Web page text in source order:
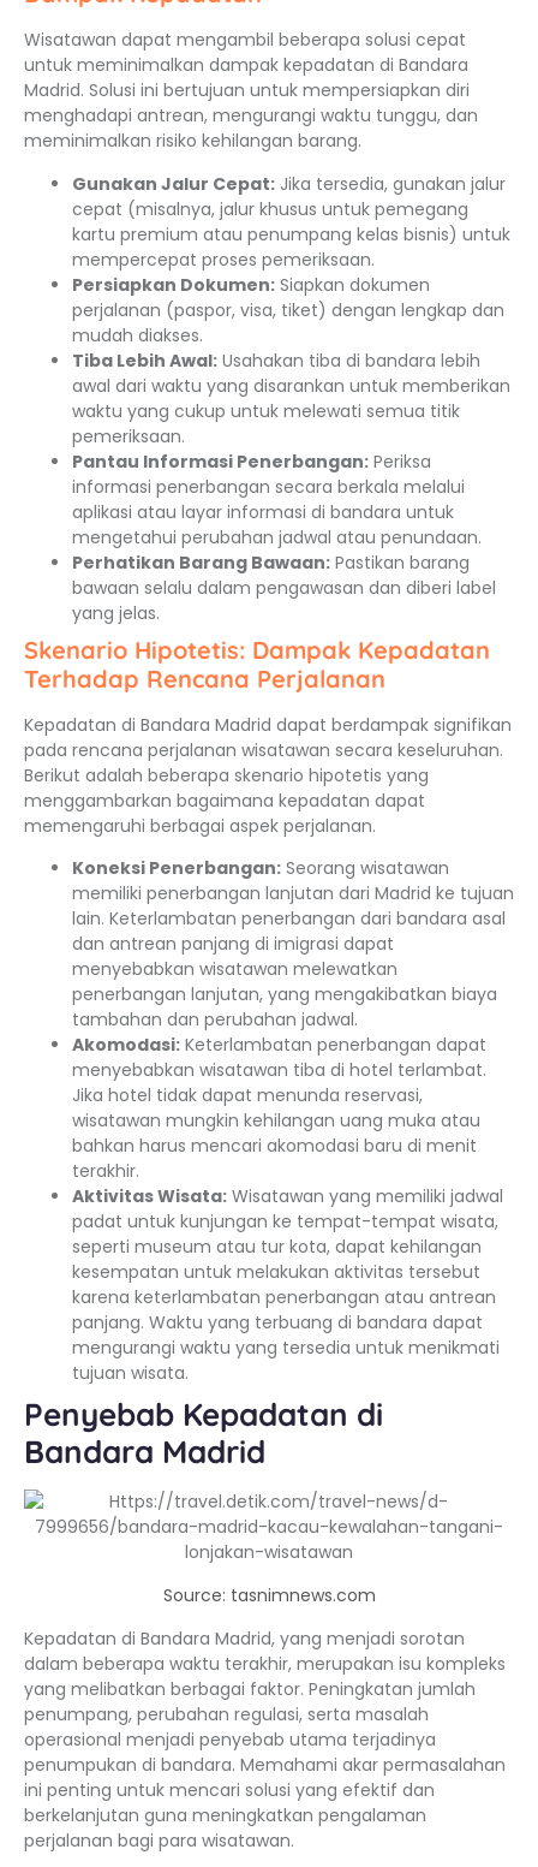
Wisatawan dapat mengambil beberapa solusi cepat
untuk meminimalkan dampak kepadatan di Bandara
Madrid. Solusi ini bertujuan untuk mempersiapkan diri
menghadapi antrean, mengurangi waktu tunggu, dan
meminimalkan risiko kehilangan barang.
Gunakan Jalur Cepat: Jika tersedia, gunakan jalur
cepat (misalnya, jalur khusus untuk pemegang
kartu premium atau penumpang kelas bisnis) untuk
mempercepat proses pemeriksaan.
Persiapkan Dokumen: Siapkan dokumen
perjalanan (paspor, visa, tiket) dengan lengkap dan
mudah diakses.
Tiba Lebih Awal: Usahakan tiba di bandara lebih
awal dari waktu yang disarankan untuk memberikan
waktu yang cukup untuk melewati semua titik
pemeriksaan.
Pantau Informasi Penerbangan: Periksa
informasi penerbangan secara berkala melalui
aplikasi atau layar informasi di bandara untuk
mengetahui perubahan jadwal atau penundaan.
Perhatikan Barang Bawaan: Pastikan barang
bawaan selalu dalam pengawasan dan diberi label
yang jelas.
Skenario Hipotetis: Dampak Kepadatan
Terhadap Rencana Perjalanan
Kepadatan di Bandara Madrid dapat berdampak signifikan
pada rencana perjalanan wisatawan secara keseluruhan.
Berikut adalah beberapa skenario hipotetis yang
menggambarkan bagaimana kepadatan dapat
memengaruhi berbagai aspek perjalanan.
Koneksi Penerbangan: Seorang wisatawan
memiliki penerbangan lanjutan dari Madrid ke tujuan
lain. Keterlambatan penerbangan dari bandara asal
dan antrean panjang di imigrasi dapat
menyebabkan wisatawan melewatkan
penerbangan lanjutan, yang mengakibatkan biaya
tambahan dan perubahan jadwal.
Akomodasi: Keterlambatan penerbangan dapat
menyebabkan wisatawan tiba di hotel terlambat.
Jika hotel tidak dapat menunda reservasi,
wisatawan mungkin kehilangan uang muka atau
bahkan harus mencari akomodasi baru di menit
terakhir.
Aktivitas Wisata: Wisatawan yang memiliki jadwal
padat untuk kunjungan ke tempat-tempat wisata,
seperti museum atau tur kota, dapat kehilangan
kesempatan untuk melakukan aktivitas tersebut
karena keterlambatan penerbangan atau antrean
panjang. Waktu yang terbuang di bandara dapat
mengurangi waktu yang tersedia untuk menikmati
tujuan wisata.
Penyebab Kepadatan di
Bandara Madrid
Source: tasnimnews.com
Kepadatan di Bandara Madrid, yang menjadi sorotan
dalam beberapa waktu terakhir, merupakan isu kompleks
yang melibatkan berbagai faktor. Peningkatan jumlah
penumpang, perubahan regulasi, serta masalah
operasional menjadi penyebab utama terjadinya
penumpukan di bandara. Memahami akar permasalahan
ini penting untuk mencari solusi yang efektif dan
berkelanjutan guna meningkatkan pengalaman
perjalanan bagi para wisatawan.